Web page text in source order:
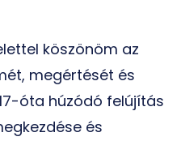
köszönöm az
megértését és
óta húzódó felújítás
és